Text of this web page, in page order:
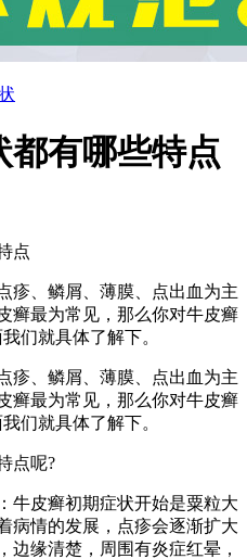
有哪些特点
点
、鳞屑、薄膜、点出血为主
癣最为常见，那么你对牛皮癣
们就具体了解下。
、鳞屑、薄膜、点出血为主
癣最为常见，那么你对牛皮癣
们就具体了解下。
点呢?
皮癣初期症状开始是粟粒大
病情的发展，点疹会逐渐扩大
边缘清楚，周围有炎症红晕，